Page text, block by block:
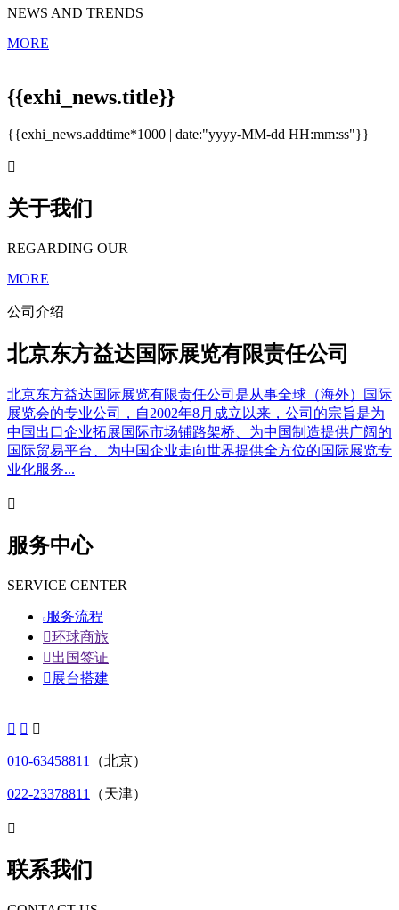
NEWS AND TRENDS
MORE
{{exhi_news.title}}
{{exhi_news.addtime*1000 | date:"yyyy-MM-dd HH:mm:ss"}}

关于我们
REGARDING OUR
MORE
公司介绍
北京东方益达国际展览有限责任公司
北京东方益达国际展览有限责任公司是从事全球（海外）国际
展览会的专业公司，自2002年8月成立以来，公司的宗旨是为
中国出口企业拓展国际市场铺路架桥、为中国制造提供广阔的
国际贸易平台、为中国企业走向世界提供全方位的国际展览专
业化服务...

服务中心
SERVICE CENTER
 服务流程
环球商旅
出国签证
 展台搭建
  
010-63458811 （北京）
022-23378811 （天津）

联系我们